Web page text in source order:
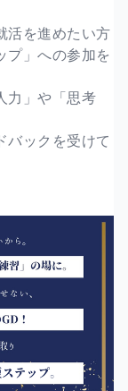
活を進めたい方
プ」への参加を
力」や「思考
バックを受けて